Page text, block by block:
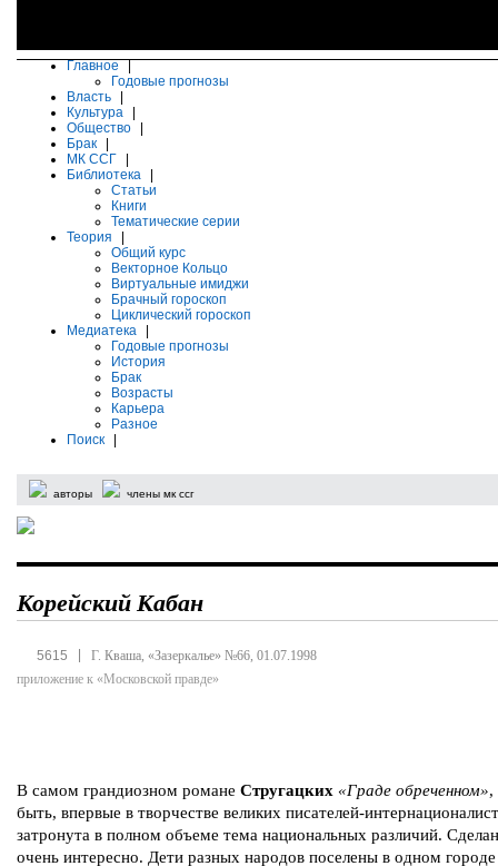
Главное
Годовые прогнозы
Власть
Культура
Общество
Брак
МК ССГ
Библиотека
Статьи
Книги
Тематические серии
Теория
Общий курс
Векторное Кольцо
Виртуальные имиджи
Брачный гороскоп
Циклический гороскоп
Медиатека
Годовые прогнозы
История
Брак
Возрасты
Карьера
Разное
Поиск
авторы члены мк ссг
Корейский Кабан
5615
Г. Кваша, «Зазеркалье» №66, 01.07.1998
приложение к «Московской правде»
В самом грандиозном романе Стругацких «Граде обреченном»,
быть, впервые в творчестве великих писателей-
затронута в полном объеме тема национальных различий.
очень интересно. Дети разных народов поселены в одном